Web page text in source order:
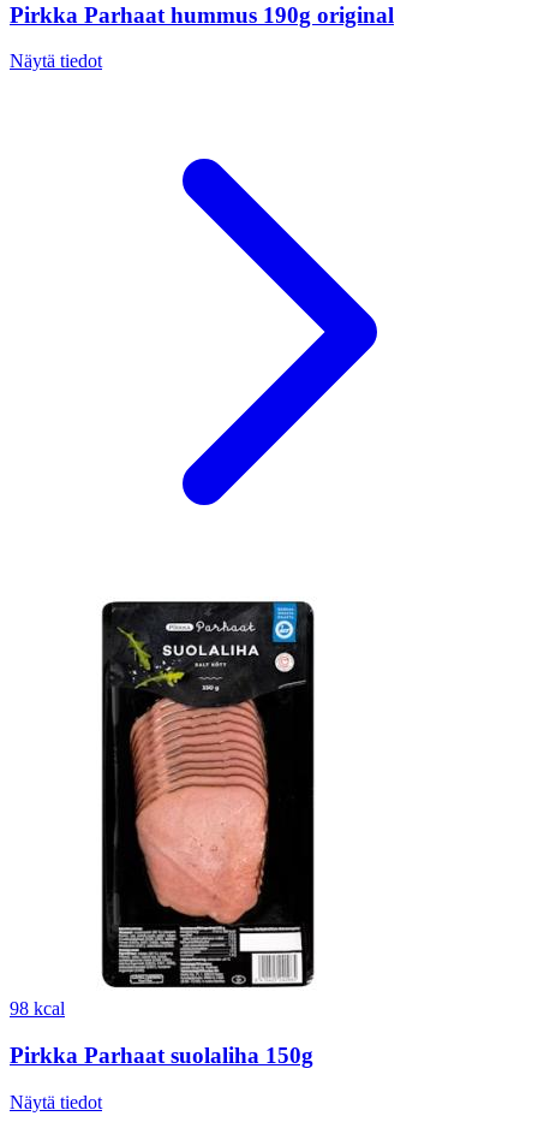
Pirkka Parhaat hummus 190g original
Näytä tiedot
98 kcal
Pirkka Parhaat suolaliha 150g
Näytä tiedot